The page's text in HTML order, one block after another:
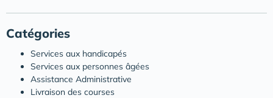
Catégories
Services aux handicapés
Services aux personnes âgées
Assistance Administrative
Livraison des courses